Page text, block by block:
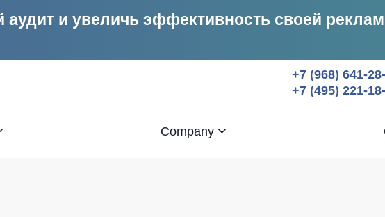
аудит и увеличь эффективность своей
Company
+7 (968) 641-
+7 (495) 221-